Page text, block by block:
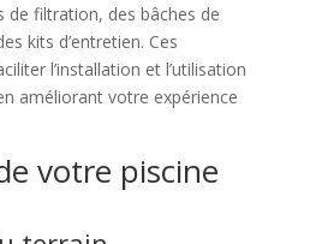
de filtration, des bâches de
kits d’entretien. Ces
l’installation et l’utilisation
améliorant votre expérience
votre piscine